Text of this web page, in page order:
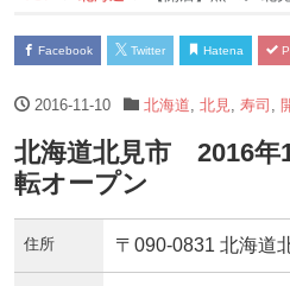
Facebook Twitter Hatena
2016-11-10 北海道 北見 寿司
北海道北見市 2016年
転オープン
住所 〒090-0831 北海道